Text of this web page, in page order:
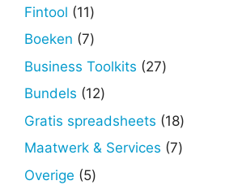
Fintool 1111
producten
Boeken 77
producten
Business Toolkits 2727
Bundels 1212
producten
Gratis spreadsheets 1818
producten
Maatwerk & Services 77
Overige 55